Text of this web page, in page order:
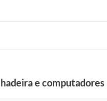
Diário Oficial
e computadores